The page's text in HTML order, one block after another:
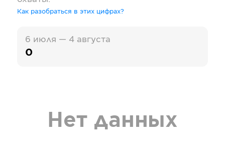
Как разобраться в этих цифрах?
6 июля — 4 августа
0
Нет данных